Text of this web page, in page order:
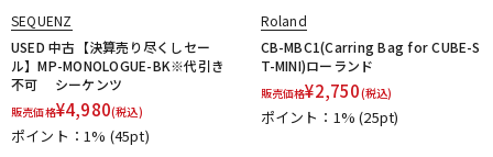
中古 ヴィンテージ
T-Y
TAHORNG Tech Teenage Engineering
tiptop audio
UDG
UDO Audio ULTIMATE unknown Vermona
Waldorf
YAMAHA
他
キョーリツ 甲南
SEQUENZ
USED 中古【決算売り尽くしセー
ル】MP-MONOLOGUE-BK※代引き
不可 シーケンツ
販売価格¥4,980(税込)
ポイント：1% (45pt)
Roland
CB-MBC1(Carring Bag for CUBE-S
T-MINI)ローランド
販売価格¥2,750(税込)
ポイント：1%(25pt)